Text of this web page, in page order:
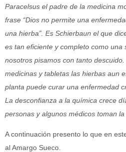
Paracelsus el padre de la medicina
frase “Dios no permite una
una hierba”. Es Schierbaun el que
es tan eficiente y completo como una
nosotros pisamos con tanto
medicinas y tabletas las hierbas aun
planta puede curar una enfermedad
La desconfianza a la química crece
personas y algunos médicos toman la
A continuación presento lo que en
al Amargo Sueco.